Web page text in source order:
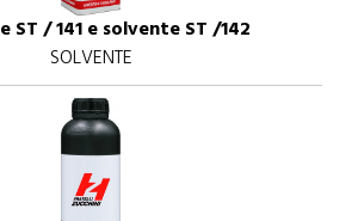
ST / 141 e solvente ST /142
SOLVENTE